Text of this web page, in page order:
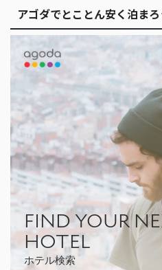
アゴダでとことん安く泊まろ